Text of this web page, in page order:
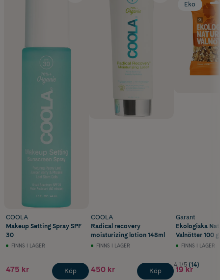
COOLA
Makeup Setting Spray SPF
30
FINNS I LAGER
475 kr Köp
COOLA
Radical recovery
moisturizing lotion 148ml
FINNS I LAGER
450 kr Köp
Eko
Garant
Ekologiska
Valnötter 100 g
FINNS I LAGER
4.1/5 (14)
19 kr